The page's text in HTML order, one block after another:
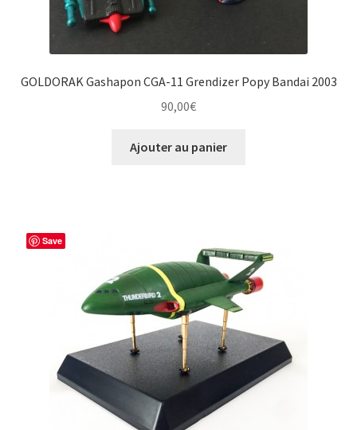
GOLDORAK Gashapon CGA-11 Grendizer Popy Bandai 2003
90,00€
Ajouter au panier
Save